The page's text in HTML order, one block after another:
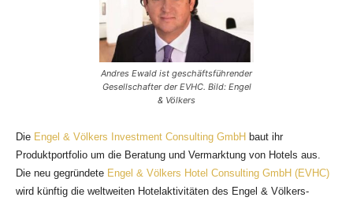
Andres Ewald ist geschäftsführender
Gesellschafter der EVHC. Bild: Engel
& Völkers
Die Engel & Völkers Investment Consulting GmbH baut ihr
Produktportfolio um die Beratung und Vermarktung von Hotels aus.
Die neu gegründete Engel & Völkers Hotel Consulting GmbH (EVHC)
wird künftig die weltweiten Hotelaktivitäten des Engel & Völkers-